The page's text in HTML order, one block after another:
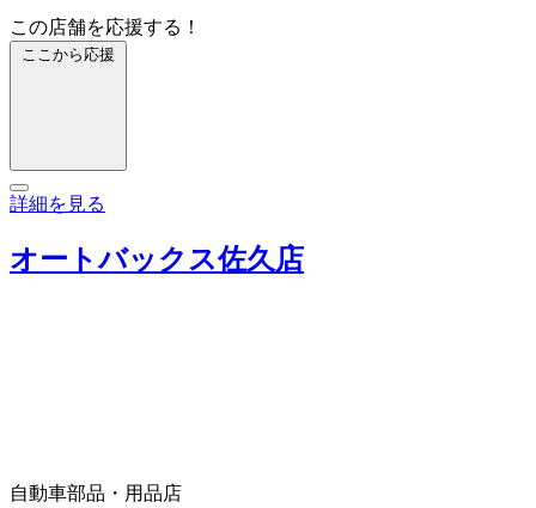
この店舗を応援する！
ここから応援
詳細を見る
オートバックス佐久店
自動車部品・用品店